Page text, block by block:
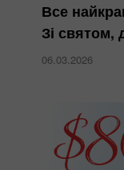
Все
Зі святом,
06.03.2026